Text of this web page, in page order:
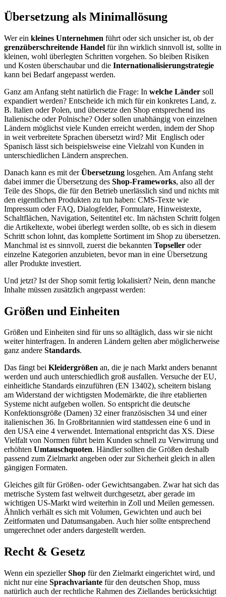
Übersetzung als Minimallösung
Wer ein kleines Unternehmen führt oder sich unsicher ist, ob der
grenzüberschreitende Handel für ihn wirklich sinnvoll ist, sollte in
kleinen, wohl überlegten Schritten vorgehen. So bleiben Risiken
und Kosten überschaubar und die Internationalisierungstrategie
kann bei Bedarf angepasst werden.
Ganz am Anfang steht natürlich die Frage: In welche Länder soll
expandiert werden? Entscheide ich mich für ein konkretes Land, z.
B. Italien oder Polen, und übersetze den Shop entsprechend ins
Italienische oder Polnische? Oder sollen unabhängig von einzelnen
Ländern möglichst viele Kunden erreicht werden, indem der Shop
in weit verbreitete Sprachen übersetzt wird? Mit Englisch oder
Spanisch lässt sich beispielsweise eine Vielzahl von Kunden in
unterschiedlichen Ländern ansprechen.
Danach kann es mit derÜbersetzung losgehen. Am Anfang steht
dabei immer die Übersetzung des Shop-Frameworks, also all der
Teile des Shops, die für den Betrieb unerlässlich sind und nichts mit
den eigentlichen Produkten zu tun haben: CMS-Texte wie
Impressum oder FAQ, Dialogfelder, Formulare, Hinweistexte,
Schaltflächen, Navigation, Seitentitel etc. Im nächsten Schritt folgen
die Artikeltexte, wobei überlegt werden sollte, ob es sich in diesem
Schritt schon lohnt, das komplette Sortiment im Shop zu übersetzen.
Manchmal ist es sinnvoll, zuerst die bekannten Topseller oder
einzelne Kategorien anzubieten, bevor man in eine Übersetzung
aller Produkte investiert.
Und jetzt? Ist der Shop somit fertig lokalisiert? Nein, denn manche
Inhalte müssen zusätzlich angepasst werden:
Größen und Einheiten
Größen und Einheiten sind für uns so alltäglich, dass wir sie nicht
weiter hinterfragen. In anderen Ländern gelten aber möglicherweise
ganz andere Standards.
Das fängt bei Kleidergrößen an, die je nach Markt anders benannt
werden und auch unterschiedlich groß ausfallen. Versuche der EU,
einheitliche Standards einzuführen (EN 13402), scheitern bislang
am Widerstand der wichtigsten Modemärkte, die ihre etablierten
Systeme nicht aufgeben wollen. So entspricht die deutsche
Konfektionsgröße (Damen) 32 einer französischen 34 und einer
italienischen 36. In Großbritannien wird stattdessen eine 6 und in
den USA eine 4 verwendet. International entspricht das XS. Diese
Vielfalt von Normen führt beim Kunden schnell zu Verwirrung und
erhöhten Umtauschquoten. Händler sollten die Größen deshalb
passend zum Zielmarkt angeben oder zur Sicherheit gleich in allen
gängigen Formaten.
Gleiches gilt für Größen- oder Gewichtsangaben. Zwar hat sich das
metrische System fast weltweit durchgesetzt, aber gerade im
wichtigen US-Markt wird weiterhin in Zoll und Meilen gemessen.
Ähnlich verhält es sich mit Volumen, Gewichten und auch bei
Zeitformaten und Datumsangaben. Auch hier sollte entsprechend
umgerechnet oder anders dargestellt werden.
Recht & Gesetz
Wenn ein speziellerShop für den Zielmarkt eingerichtet wird, und
nicht nur eine Sprachvariante für den deutschen Shop, muss
natürlich auch der rechtliche Rahmen des Ziellandes berücksichtigt